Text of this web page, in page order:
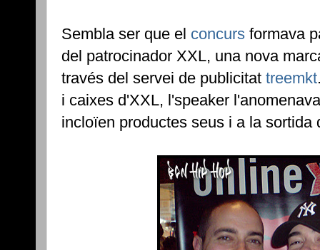
Sembla ser que el concurs formava
del patrocinador XXL, una nova
través del servei de publicitat treemkt
i caixes d'XXL, l'speaker
incloïen productes seus i a la